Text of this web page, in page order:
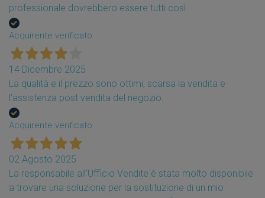
professionale dovrebbero essere tutti così
Acquirente verificato
14 Dicembre 2025
La qualità e il prezzo sono ottimi, scarsa la vendita e
l’assistenza post vendita del negozio.
Acquirente verificato
02 Agosto 2025
La responsabile all’Ufficio Vendite è stata molto disponibile
a trovare una soluzione per la sostituzione di un mio